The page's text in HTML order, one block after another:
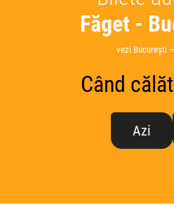
Făget -
vezi București
Când
Azi